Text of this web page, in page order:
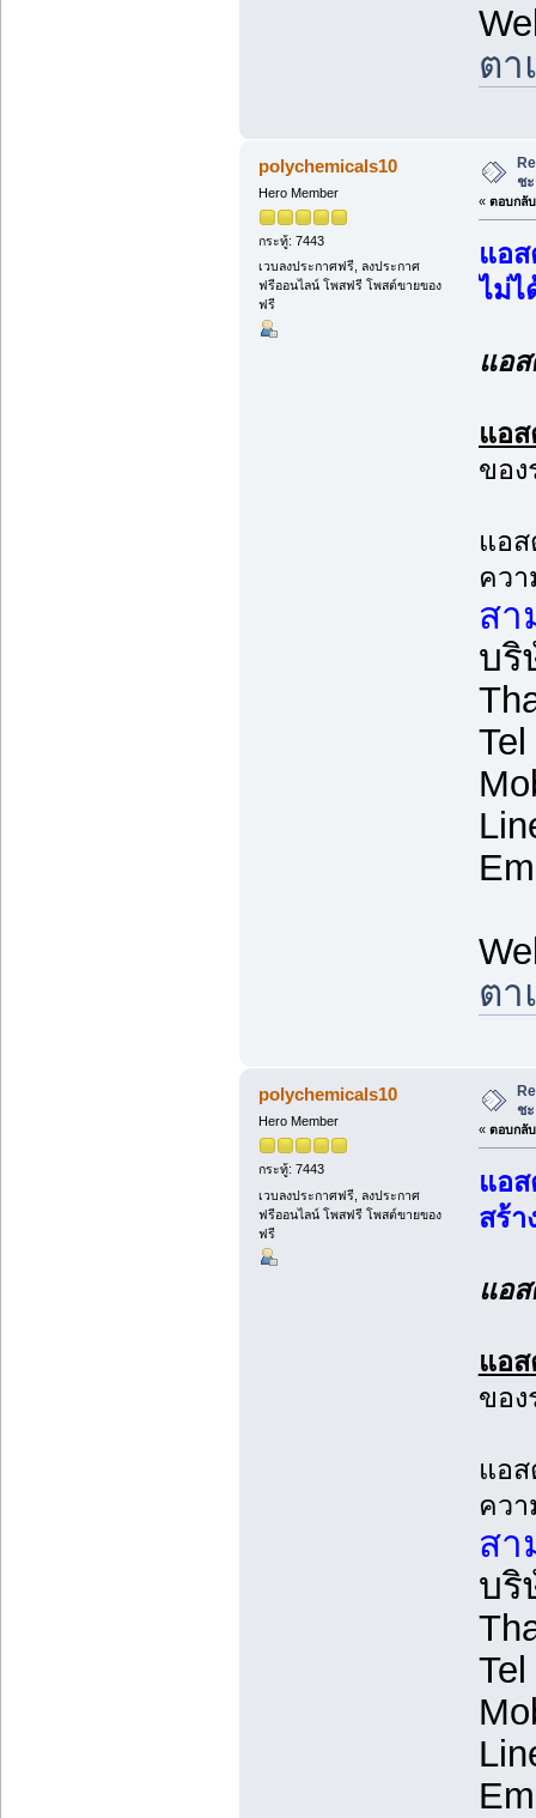
ตา
polychemicals10
Hero Member
กระทู้: 7443
เวบลงประกาศฟรี, ลงประกาศ
ฟรีออนไลน์ โพสฟรี โพสต์ขายของ
ฟรี
ช
« ตอบกลั
แอ
ไม่ไ
แอ
แอ
ขอ
แอ
ควา
สา
บริ
ตา
polychemicals10
Hero Member
กระทู้: 7443
เวบลงประกาศฟรี, ลงประกาศ
ฟรีออนไลน์ โพสฟรี โพสต์ขายของ
ฟรี
ช
« ตอบกลั
แอ
สร้า
แอ
แอ
ขอ
แอ
ควา
สา
บริ